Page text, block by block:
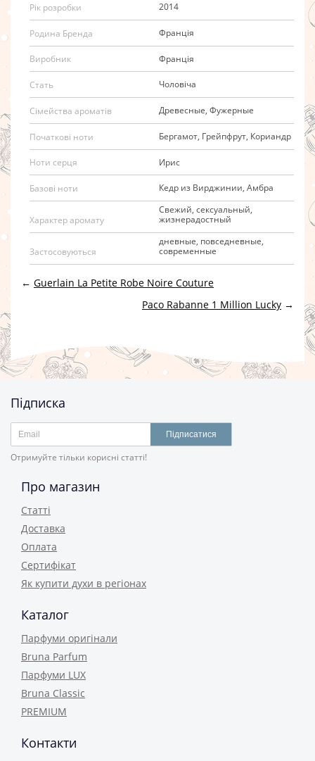
Рік розробки 2014
Родина Бренда Франція
Виробник Франція
Стать Чоловіча
Сімейства ароматів Древесные, Фужерные
Початкові ноти Бергамот, Грейпфрут, Кориандр
Ноти серця Ирис
Базові ноти Кедр из Вирджинии, Амбра
Характер аромату
Свежий, сексуальный,
жизнерадостный
Застосовуються
дневные, повседневные,
современные
← Guerlain La Petite Robe Noire Couture
Paco Rabanne 1 Million Lucky →
Підписка
Підписатися
Отримуйте тільки корисні статті!
Про магазин
Статті
Доставка
Оплата
Сертифікат
Як купити духи в регіонах
Каталог
Парфуми оригінали
Bruna Parfum
Парфуми LUX
Bruna Classic
PREMIUM
Контакти